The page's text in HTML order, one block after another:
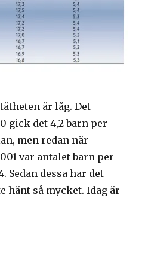
är låg. Det
gick det 4,2 barn per
men redan när
var antalet barn per
Sedan dessa har det
hänt så mycket. Idag är